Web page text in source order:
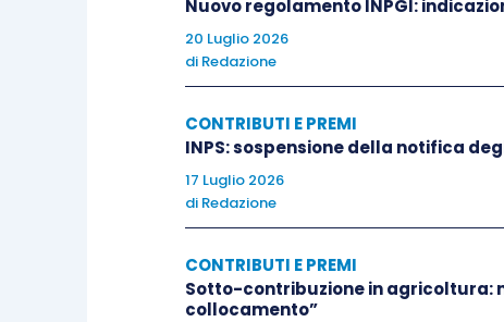
Nuovo regolamento INPGI:
20 Luglio 2026
di Redazione
CONTRIBUTI E PREMI
INPS: sospensione della notifica
17 Luglio 2026
di Redazione
CONTRIBUTI E PREMI
Sotto-contribuzione in agricoltura:
collocamento”